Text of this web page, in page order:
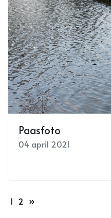
Paasfoto
04 april 2021
1 2 »